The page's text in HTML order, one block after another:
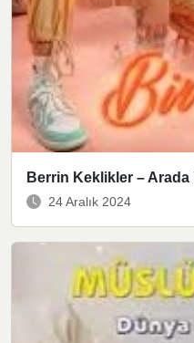
Berrin Keklikler –
24 Aralık 2024